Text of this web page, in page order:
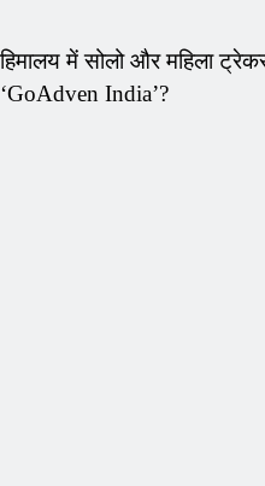
हिमालय में सोलो और महिला
‘GoAdven India’?